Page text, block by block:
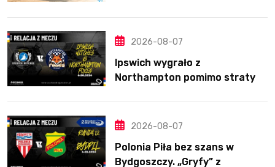
2026-08-07
Ipswich wygrało z
Northampton pomimo straty
2026-08-07
Polonia Piła bez szans w
Bydgoszczy. „Gryfy” z